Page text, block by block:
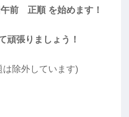
前 正順 を始めます！
頑張りましょう！
は除外しています)